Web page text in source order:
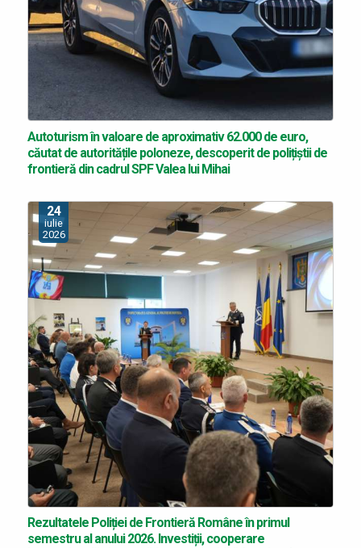
Autoturism în valoare de aproximativ 62.000 de euro,
căutat de autoritățile poloneze, descoperit de polițiștii de
frontieră din cadrul SPF Valea lui Mihai
24
iulie
2026
Rezultatele Poliției de Frontieră Române în primul
semestru al anului 2026. Investiții, cooperare